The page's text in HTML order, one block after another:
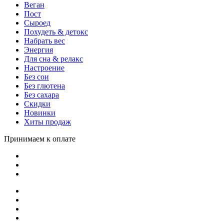
Веган
Пост
Сыроед
Похудеть & детокс
Набрать вес
Энергия
Для сна & релакс
Настроение
Без сои
Без глютена
Без сахара
Скидки
Новинки
Хиты продаж
Принимаем к оплате